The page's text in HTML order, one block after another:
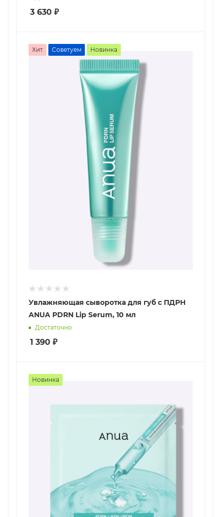
3 630 ₽
Хит Советуем Новинка
Увлажняющая сыворотка для губ с ПДРН
ANUA PDRN Lip Serum, 10 мл
Достаточно
1 390 ₽
Новинка